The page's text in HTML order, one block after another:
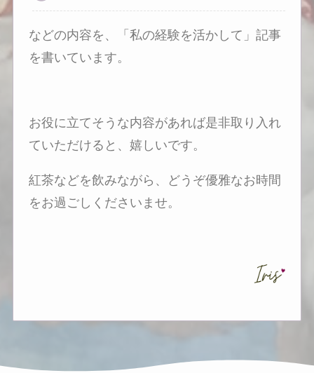
などの内容を、「私の経験を活かして」記事
を書いています。
お役に立てそうな内容があれば是非取り入れ
ていただけると、嬉しいです。
紅茶などを飲みながら、どうぞ優雅なお時間
をお過ごしくださいませ。